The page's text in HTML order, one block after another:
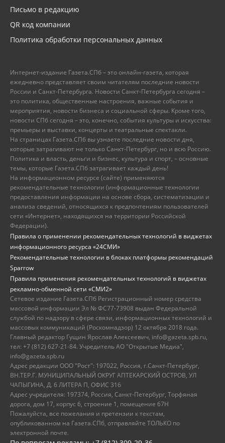
Письмо в редакцию
QR код компании
Политика обработки персональных данных
Интернет-издание Газета.СПб – это онлайн-газета, которая
ежедневно представляет своим читателям последние новости
России и Санкт-Петербурга. Новости Санкт-Петербурга сегодня –
это политика, общественные настроения, важные события и
мероприятия, новости бизнеса и социальной сферы. Кроме того,
новости СПб сегодня – это, конечно, события культуры и искусства:
премьеры и выставки, концерты и театральные спектакли.
На страницах Газета.СПб вы узнаете последние новости дня,
которые затрагивают не только Санкт-Петербург, но и всю Россию.
Политика и власть, деньги и бизнес, культура и спорт, – основные
темы, которые Газета.СПб затрагивает каждый день!
На информационном ресурсе (сайте) применяются
рекомендательные технологии (информационные технологии
предоставления информации на основе сбора, систематизации и
анализа сведений, относящихся к предпочтениям пользователей
сети «Интернет», находящихся на территории Российской
Федерации).
Правила о применении рекомендательных технологий в виджетах
информационного ресурса «24СМИ»
Рекомендательные технологии в блоках платформы рекомендаций
Sparrow
Правила применения рекомендательных технологий в виджетах
рекламно-обменной сети «СМИ2»
Сетевое издание Газета.СПб Регистрационный номер средства
массовой информации Эл № ФС77-73908 выдан Федеральной
службой по надзору в сфере связи, информационных технологий и
массовых коммуникаций (Роскомнадзор) 12 октября 2018 года.
Главный редактор Гущин Ярослав Алексеевич, info@gazeta.spb.ru,
тел: +7 (812) 627-21-84. Учредитель АО "Открытые Медиа",
info@gazeta.spb.ru
Адрес редакции ООО "Рост": 197022, Россия, г.Санкт-Петербург,
ВН.ТЕР.Г. МУНИЦИПАЛЬНЫЙ ОКРУГ АПТЕКАРСКИЙ ОСТРОВ, УЛ
ЧАПЫГИНА, Д. 6 ЛИТЕРА П, ОФИС 316
Адрес учредителя: 197374, Россия, Санкт-Петербург, Торфяная
дорога, дом 17, корпус 6, строение 1, помещение 67Н
Пожалуйста, все пожелания и претензии к текстам,
опубликованном на Газета.СПб, отправляйте ТОЛЬКО по
электронной почте.